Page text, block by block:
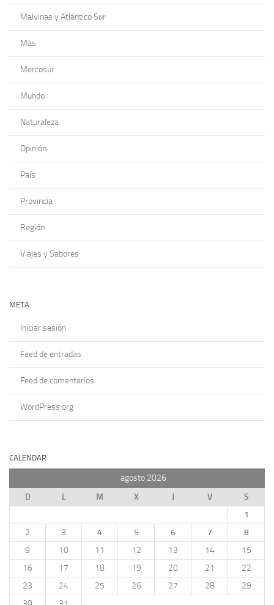
Malvinas y Atlántico Sur
Más
Mercosur
Mundo
Naturaleza
Opinión
País
Provincia
Región
Viajes y Sabores
META
Iniciar sesión
Feed de entradas
Feed de comentarios
WordPress.org
CALENDAR
agosto 2026
D
L M X J V
S
1
2
3 4 5 6 7
8
9
10 11 12 13 14
15
16
17 18 19 20 21
22
23
24 25 26 27 28
29